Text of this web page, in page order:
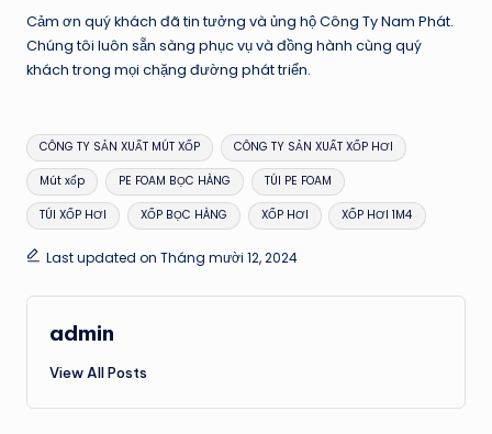
Cảm ơn quý khách đã tin tưởng và ủng hộ Công Ty Nam Phát.
Chúng tôi luôn sẵn sàng phục vụ và đồng hành cùng quý
khách trong mọi chặng đường phát triển.
Tags:
CÔNG TY SẢN XUẤT MÚT XỐP CÔNG TY SẢN XUẤT XỐP HƠI
Mút xốp PE FOAM BỌC HÀNG TÚI PE FOAM
TÚI XỐP HƠI XỐP BỌC HÀNG XỐP HƠI XỐP HƠI 1M4
Last updated on Tháng mười 12, 2024
admin
View All Posts